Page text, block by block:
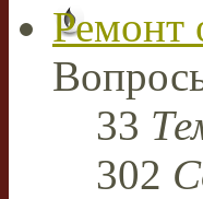
Ремонт
33
302